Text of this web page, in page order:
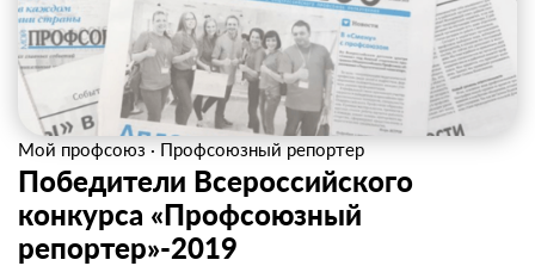
Мой профсоюз · Профсоюзный репортер
Победители Всероссийского
конкурса «Профсоюзный
репортер»-2019